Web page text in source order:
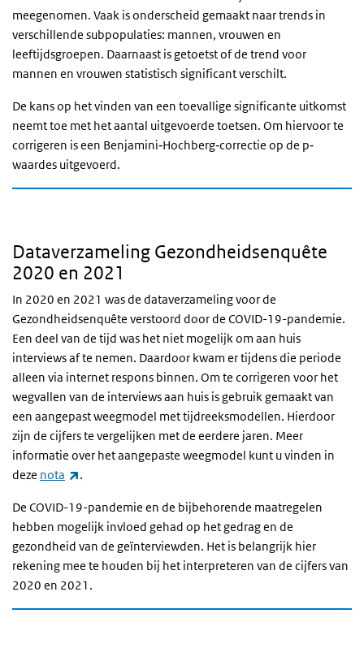
meegenomen. Vaak is onderscheid gemaakt naar trends in
verschillende subpopulaties: mannen, vrouwen en
leeftijdsgroepen. Daarnaast is getoetst of de trend voor
mannen en vrouwen statistisch significant verschilt.
De kans op het vinden van een toevallige significante uitkomst
neemt toe met het aantal uitgevoerde toetsen. Om hiervoor te
corrigeren is een Benjamini‐Hochberg‐correctie op de p‐
waardes uitgevoerd.
Dataverzameling Gezondheidsenquête
2020 en 2021
In 2020 en 2021 was de dataverzameling voor de
Gezondheidsenquête verstoord door de COVID-19-pandemie.
Een deel van de tijd was het niet mogelijk om aan huis
interviews af te nemen. Daardoor kwam er tijdens die periode
alleen via internet respons binnen. Om te corrigeren voor het
wegvallen van de interviews aan huis is gebruik gemaakt van
een aangepast weegmodel met tijdreeksmodellen. Hierdoor
zijn de cijfers te vergelijken met de eerdere jaren. Meer
informatie over het aangepaste weegmodel kunt u vinden in
deze nota (externe link)
.
De COVID-19-pandemie en de bijbehorende maatregelen
hebben mogelijk invloed gehad op het gedrag en de
gezondheid van de geïnterviewden. Het is belangrijk hier
rekening mee te houden bij het interpreteren van de cijfers van
2020 en 2021.